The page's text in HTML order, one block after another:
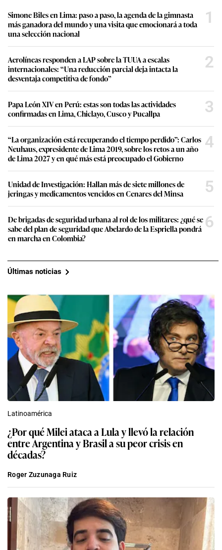
Simone Biles en Lima: paso a paso, la agenda de la gimnasta
más ganadora del mundo y una visita que emocionará a toda
una selección nacional
1
Aerolíneas responden a LAP sobre la TUUA a escalas
internacionales: “Una reducción parcial deja intacta la
desventaja competitiva de fondo”
2
Papa León XIV en Perú: estas son todas las actividades
confirmadas en Lima, Chiclayo, Cusco y Pucallpa
3
“La organización está recuperando el tiempo perdido”: Carlos
Neuhaus, expresidente de Lima 2019, sobre los retos a un año
de Lima 2027 y en qué más está preocupado el Gobierno
4
Unidad de Investigación: Hallan más de siete millones de
jeringas y medicamentos vencidos en Cenares del Minsa
5
De brigadas de seguridad urbana al rol de los militares: ¿qué se
sabe del plan de seguridad que Abelardo de la Espriella pondrá
en marcha en Colombia?
6
Últimas noticias
Latinoamérica
¿Por qué Milei ataca a Lula y llevó la relación
entre Argentina y Brasil a su peor crisis en
décadas?
Roger Zuzunaga Ruiz